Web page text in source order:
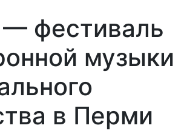
— фестиваль
музыки
в Перми